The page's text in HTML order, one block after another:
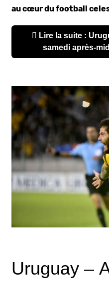
au cœur du football
samedi après-
Uruguay – Apertura 2017 :